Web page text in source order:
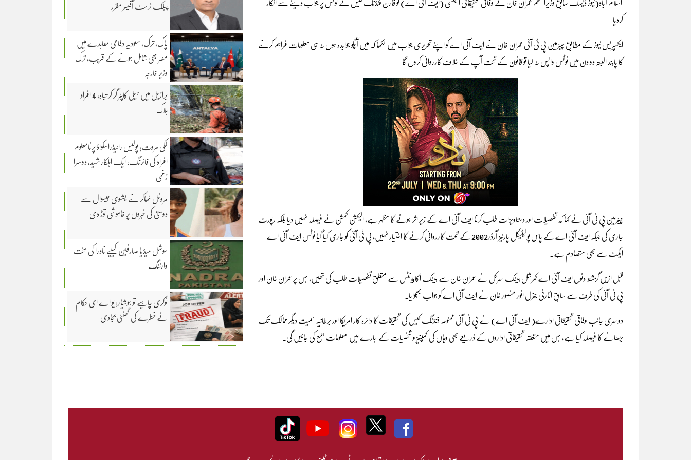
کردیا۔
ایکسپریس نیوز کے مطابق چیئرمین پی ٹی آئی عمران خان نے ایف آئی اے کو اپنے تحریری جواب میں لکھا کہ میں آپکو جوابدہ ہوں نہ ہی معلومات فراہم کرنے
کا پابند البتہ دو دن میں نوٹس واپس نہ لیا تو قانون کے تحت آپ کے خلاف کارروائی کروں گا۔
چیئرمین پی ٹی آئی نے کہا کہ تفصیلات اور دستاویزات طلب کرنا ایف آئی اے کے زیر اثر ہونے کا مظہر ہے، الیکشن کمشن نے فیصلہ نہیں دیا بلکہ رپورٹ
جاری کی جبکہ ایف آئی اے کے پاس پولیٹیکل پارٹیز آرڈر2002 کے تحت کارروائی کرنے کا اختیار نہیں، پی ٹی آئی کو جاری کیا گیا نوٹس ایف آئی اے
ایکٹ سے بھی متصادم ہے۔
قبل ازیں گزشتہ دنوں ایف آئی اے کمرشل بینک سرکل نے عمران خان سے بینک اکاﺅنٹس سے متعلق تفصیلات طلب کی تھیں، جس پر عمران خان اور
پی ٹی آئی کی طرف سے سابق اٹارنی جنرل انور منصور خان نے ایف آئی اے کو جواب بھجوایا۔
دوسری جانب وفاقی تحقیقاتی ادارے( ایف آئی اے) نے پی ٹی آئی ممنوعہ فنڈنگ کیس کی تحقیقات کا دائرہ کار امریکا اور برطانیہ سمیت دیگر ممالک تک
بڑھانے کا فیصلہ کیا ہے، جس میں متعلقہ تحقیقاتی اداروں کے ذریعے بھی وہاں کی کمپنیز و شخصیات کے بارے میں معلومات جمع کی جائیں گی۔
پبلک ٹرسٹ آفیسر مقرر
پاک، ترک، سعودیہ دفاعی معاہدے میں
مصر بھی شامل ہونے کے قریب، ترک
وزیر خارجہ
برازیل میں ہیلی کاپٹر گر کر تباہ، 4 افراد
ہلاک
لکی مروت؛ پولیس رائیڈراسکواڈ پرنامعلوم
افراد کی فائرنگ، ایک اہلکار شہید، دوسرا
زخمی
مرونل ٹھاکر نے یشسوی جیسوال سے
دوستی کی خبروں پر خاموشی توڑ دی
سوشل میڈیا صارفین کیلیے نادرا کی سخت
وارننگ
نوکری چاہیے تو ہوشیار! یو اے ای حکام
نے خطرے کی گھنٹی بجادی